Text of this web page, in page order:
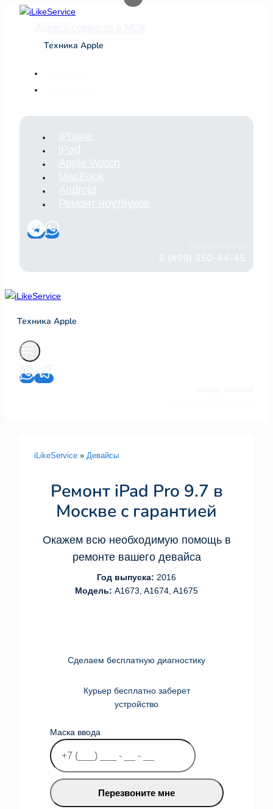
Перейти
Техника Apple
Техника Apple
iLikeService » Девайсы
Ремонт iPad Pro 9.7 в
Москве с гарантией
Окажем всю необходимую помощь в
ремонте вашего девайса
Год выпуска: 2016
Модель: A1673, A1674, A1675
Сделаем бесплатную диагностику
Курьер бесплатно заберет
устройство
Маска ввода
Перезвоните мне